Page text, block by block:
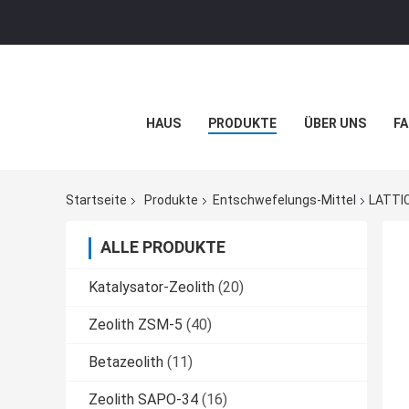
HAUS PRODUKTE ÜBER UNS
Startseite Produkte Entschwefelungs-Mittel
ALLE PRODUKTE
Katalysator-Zeolith (20)
Zeolith ZSM-5 (40)
Betazeolith (11)
Zeolith SAPO-34 (16)